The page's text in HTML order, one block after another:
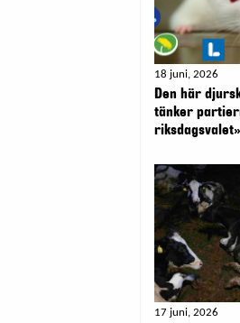
18 juni, 2026
Den här
tänker
riksdagsvalet»
17 juni, 2026